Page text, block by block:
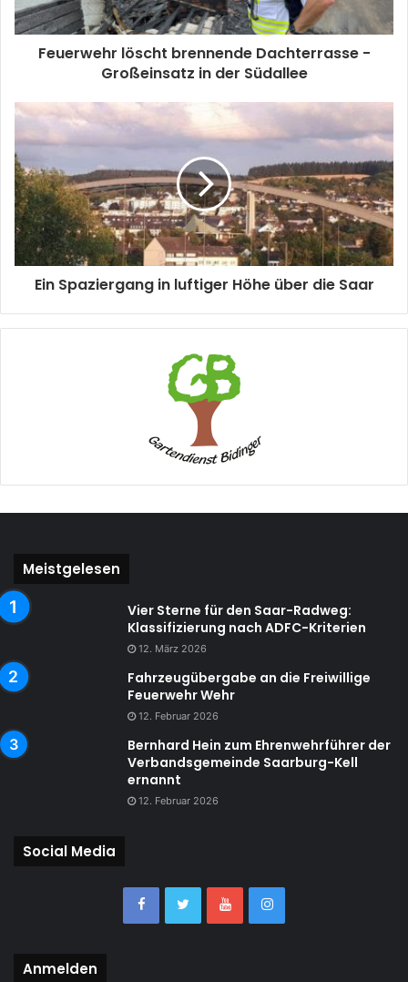
Feuerwehr löscht brennende Dachterrasse -
Großeinsatz in der Südallee
Ein Spaziergang in luftiger Höhe über die Saar
Meistgelesen
Vier Sterne für den Saar-Radweg:
Klassifizierung nach ADFC-Kriterien
12. März 2026
Fahrzeugübergabe an die Freiwillige
Feuerwehr Wehr
12. Februar 2026
Bernhard Hein zum Ehrenwehrführer der
Verbandsgemeinde Saarburg-Kell
ernannt
12. Februar 2026
Social Media
Anmelden